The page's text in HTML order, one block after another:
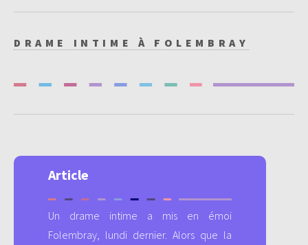
DRAME INTIME À FOLEMBRAY
Article
Un drame intime a mis en émoi
Folembray, lundi dernier. Alors que la